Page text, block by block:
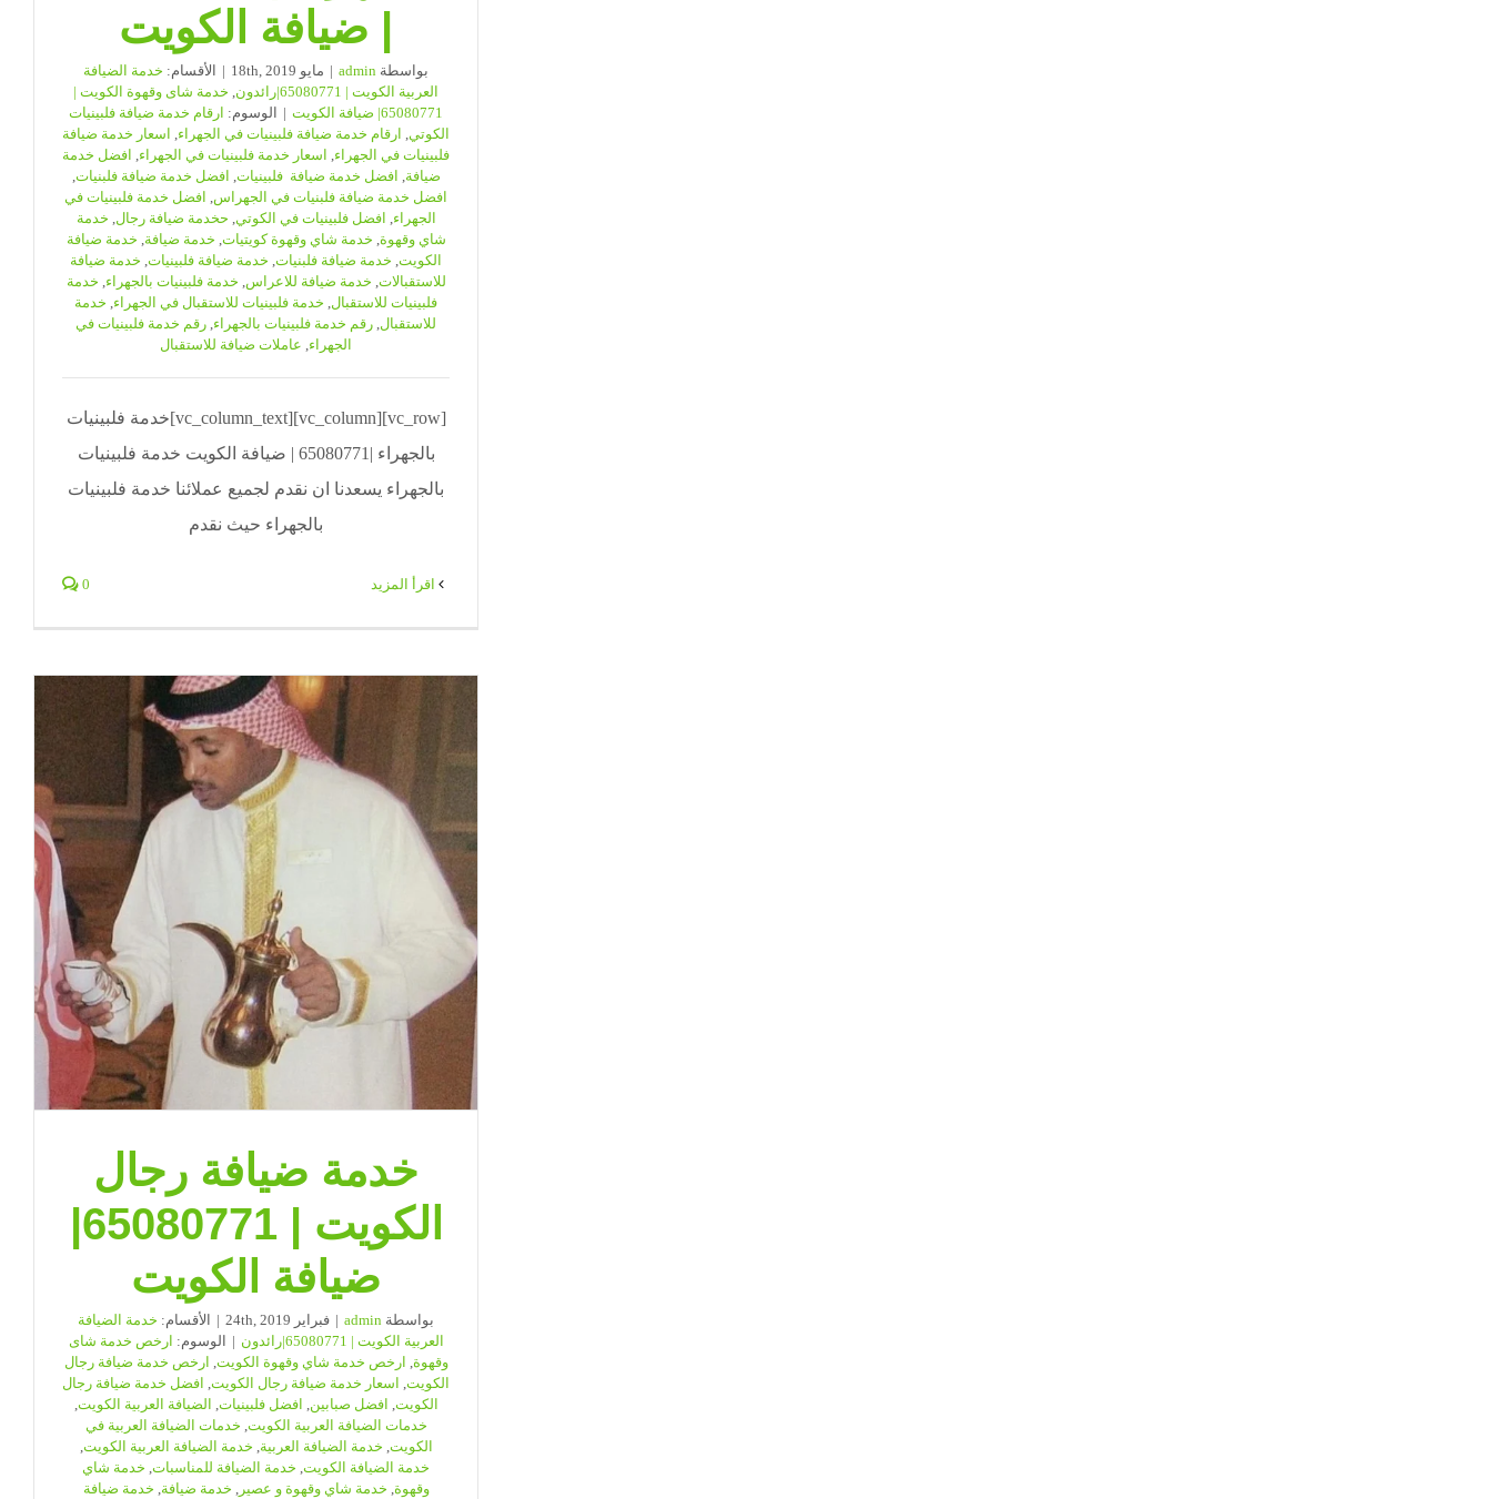
| ضيافة الكويت
بواسطة admin
| مايو 18th, 2019 | الأقسام: خدمة الضيافة
العربية الكويت | 65080771|رائدون
خدمة شاى وقهوة الكويت |
65080771| ضيافة الكويت
| الوسوم: ارقام خدمة ضيافة فلبينيات
الكوتي
ارقام خدمة ضيافة فلبينيات في الجهراء
اسعار خدمة ضيافة
فلبينيات في الجهراء
اسعار خدمة فلبينيات في الجهراء
افضل خدمة
ضيافة
افضل خدمة ضيافة فلبينيات افضل خدمة ضيافة فلبنيات
افضل خدمة ضيافة فلبنيات في الجهراس
افضل خدمة فلبينيات في
الجهراء
افضل فلبينيات في الكوتي حخدمة ضيافة رجال خدمة
شاي وقهوة خدمة شاي وقهوة كويتيات خدمة ضيافة خدمة ضيافة
الكويت, خدمة ضيافة فلبنيات, خدمة ضيافة فلبينيات, خدمة ضيافة
للاستقبالات خدمة ضيافة للاعراس خدمة فلبينيات بالجهراء خدمة
فلبينيات للاستقبال خدمة فلبينيات للاستقبال في الجهراء خدمة
للاستقبال رقم خدمة فلبينيات بالجهراء رقم خدمة فلبينيات في
الجهراء عاملات ضيافة للاستقبال
[vc_row][vc_column][vc_column_text]خدمة فلبينيات
بالجهراء |65080771 | ضيافة الكويت خدمة فلبينيات
بالجهراء يسعدنا ان نقدم لجميع عملائنا خدمة فلبينيات
بالجهراء حيث نقدم
‫اقرأ المزيد 0
خدمة ضيافة رجال
الكويت | 65080771|
ضيافة الكويت
بواسطة admin
| فبراير 24th, 2019 | الأقسام: خدمة الضيافة
العربية الكويت | 65080771|رائدون
| الوسوم: ارخص خدمة شاى
وقهوة ارخص خدمة شاي وقهوة الكويت ارخص خدمة ضيافة رجال
الكويت, اسعار خدمة ضيافة رجال الكويت, افضل خدمة ضيافة رجال
الكويت افضل صبابين افضل فلبينيات الضيافة العربية الكويت
خدمات الضيافة العربية الكويت خدمات الضيافة العربية في
الكويت خدمة الضيافة العربية خدمة الضيافة العربية الكويت
خدمة الضيافة الكويت, خدمة الضيافة للمناسبات, خدمة شاي
وقهوة خدمة شاي وقهوة و عصير خدمة ضيافة خدمة ضيافة